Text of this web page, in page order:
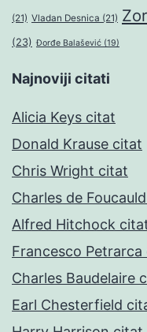
(21) Vladan Desnica (21)
(23) Đorđe Balašević (19)
Najnoviji citati
Alicia Keys citat
Donald Krause citat
Chris Wright citat
Charles de
Alfred Hitchock
Francesco Petrarca
Charles Baudelaire
Earl Chesterfield